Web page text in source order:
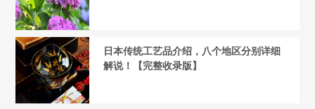
日本传统工艺品介绍，八个地区分别详细
解说！【完整收录版】